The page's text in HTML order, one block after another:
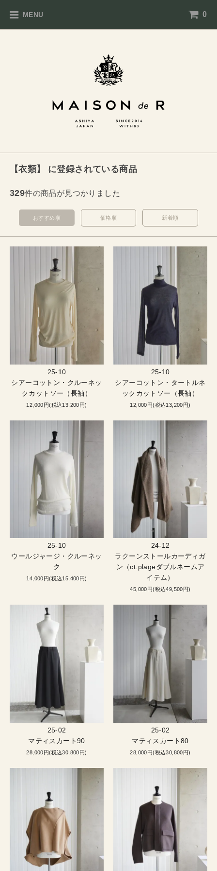
MENU 0
【衣類】 に登録されている商品
329件の商品が見つかりました
おすすめ順 価格順 新着順
25-10
シアーコットン・クルーネッ
クカットソー（長袖）
12,000円(税込13,200円)
25-10
シアーコットン・タートルネ
ックカットソー（長袖）
12,000円(税込13,200円)
25-10
ウールジャージ・クルーネッ
ク
14,000円(税込15,400円)
24-12
ラクーンストールカーディガ
ン（ct.plageダブルネームア
イテム）
45,000円(税込49,500円)
25-02
マティスカート90
28,000円(税込30,800円)
25-02
マティスカート80
28,000円(税込30,800円)